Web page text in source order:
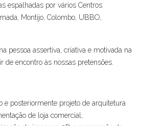
espalhadas por vários Centros
Montijo, Colombo, UBBO,
pessoa assertiva, criativa e motivada na
de encontro às nossas pretensões.
e posteriormente projeto de arquitetura
de loja comercial;